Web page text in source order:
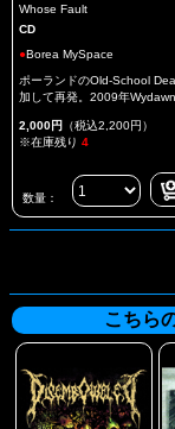
Whose Fault
CD
●Borea MySpace
ポーランドのOld-School
加して再発。2009年
2,000円 （税込2,200円）
※在庫残り 4
数量：
こちら